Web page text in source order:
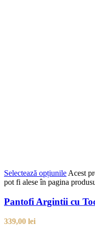
Selectează opțiunile Acest
pot fi alese în pagina
Pantofi Argintii cu
339,00 lei